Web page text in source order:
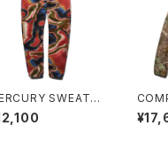
SWEATP